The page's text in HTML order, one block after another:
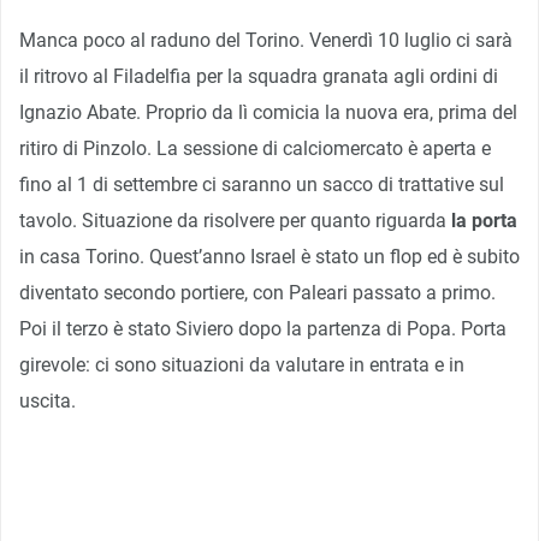
Manca poco al raduno del Torino. Venerdì 10 luglio ci sarà
il ritrovo al Filadelfia per la squadra granata agli ordini di
Ignazio Abate. Proprio da lì comicia la nuova era, prima del
ritiro di Pinzolo. La sessione di calciomercato è aperta e
fino al 1 di settembre ci saranno un sacco di trattative sul
tavolo. Situazione da risolvere per quanto riguarda la porta
in casa Torino. Quest’anno Israel è stato un flop ed è subito
diventato secondo portiere, con Paleari passato a primo.
Poi il terzo è stato Siviero dopo la partenza di Popa. Porta
girevole: ci sono situazioni da valutare in entrata e in
uscita.